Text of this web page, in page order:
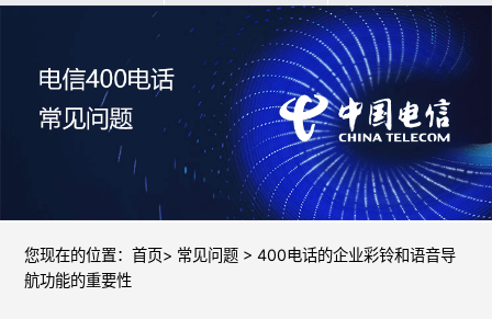
您现在的位置： 首页> 常见问题> 400电话的企业彩铃和语音导
航功能的重要性